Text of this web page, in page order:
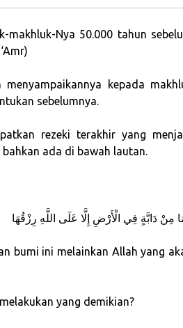
makhluk-Nya 50.000 tahun
kepada
sebelumnya.
rezeki terakhir yang
ada di bawah lautan.
مِنْ دَابَّةٍ فِي الْأَرْضِ إِلَّا عَلَى اللَّهِ رِزْقُهَا
bumi ini melainkan Allah yang
yang demikian?